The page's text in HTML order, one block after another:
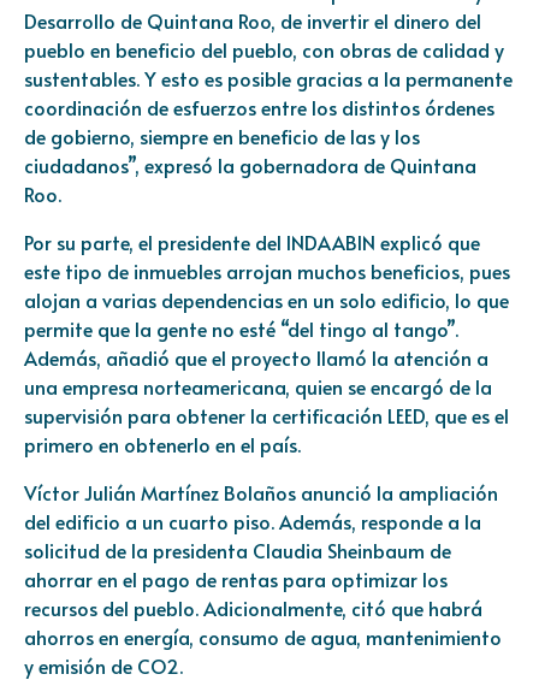
Desarrollo de Quintana Roo, de invertir el dinero del
pueblo en beneficio del pueblo, con obras de calidad y
sustentables. Y esto es posible gracias a la permanente
coordinación de esfuerzos entre los distintos órdenes
de gobierno, siempre en beneficio de las y los
ciudadanos”, expresó la gobernadora de Quintana
Roo.
Por su parte, el presidente del INDAABIN explicó que
este tipo de inmuebles arrojan muchos beneficios, pues
alojan a varias dependencias en un solo edificio, lo que
permite que la gente no esté “del tingo al tango”.
Además, añadió que el proyecto llamó la atención a
una empresa norteamericana, quien se encargó de la
supervisión para obtener la certificación LEED, que es el
primero en obtenerlo en el país.
Víctor Julián Martínez Bolaños anunció la ampliación
del edificio a un cuarto piso. Además, responde a la
solicitud de la presidenta Claudia Sheinbaum de
ahorrar en el pago de rentas para optimizar los
recursos del pueblo. Adicionalmente, citó que habrá
ahorros en energía, consumo de agua, mantenimiento
y emisión de CO2.